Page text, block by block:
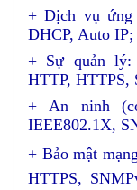
+ Dịch vụ ứng
DHCP, Auto
+ Sự quản lý:
HTTP, HTTPS,
+ An ninh
IEEE802.1X,
+ Bảo mật
HTTPS,